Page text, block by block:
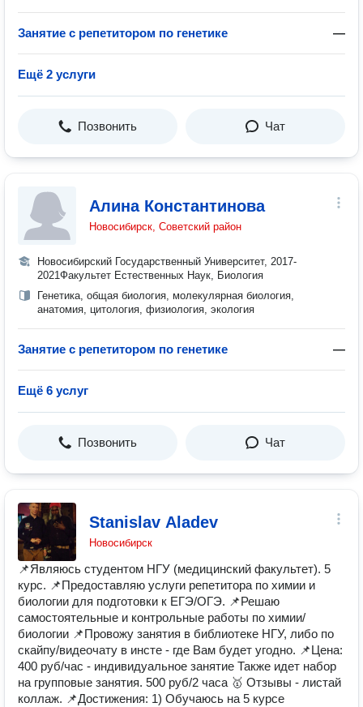
Занятие с репетитором по генетике —
Ещё 2 услуги
Позвонить Чат
Алина Константинова
Новосибирск, Советский район
Новосибирский Государственный Университет, 2017-
2021Факультет Естественных Наук, Биология
Генетика, общая биология, молекулярная биология,
анатомия, цитология, физиология, экология
Занятие с репетитором по генетике —
Ещё 6 услуг
Позвонить Чат
Stanislav Aladev
Новосибирск
📌Являюсь студентом НГУ (медицинский факультет). 5
курс. 📌Предоставляю услуги репетитора по химии и
биологии для подготовки к ЕГЭ/ОГЭ. 📌Решаю
самостоятельные и контрольные работы по химии/
биологии 📌Провожу занятия в библиотеке НГУ, либо по
скайпу/видеочату в инсте - где Вам будет угодно. 📌Цена:
400 руб/час - индивидуальное занятие Также идет набор
на групповые занятия. 500 руб/2 часа 🥇 Отзывы - листай
коллаж. 📌Достижения: 1) Обучаюсь на 5 курсе